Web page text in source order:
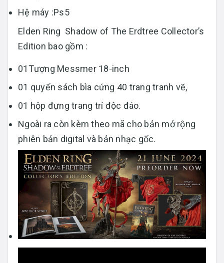
Hệ máy :Ps5
Elden Ring Shadow of The Erdtree Collector’s
Edition bao gồm :
01Tượng Messmer 18-inch
01 quyển sách bìa cứng 40 trang tranh vẽ,
01 hộp đựng trang trí độc đáo.
Ngoài ra còn kèm theo mã cho bản mở rộng
phiên bản digital và bản nhạc gốc.